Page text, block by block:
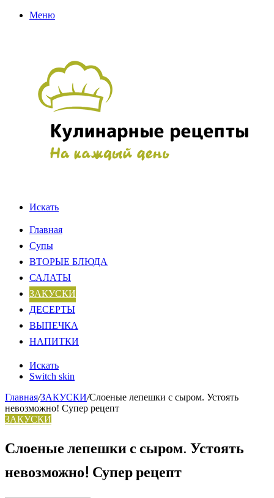
Меню
Искать
Главная
Супы
ВТОРЫЕ БЛЮДА
САЛАТЫ
ЗАКУСКИ
ДЕСЕРТЫ
ВЫПЕЧКА
НАПИТКИ
Искать
Switch skin
Главная/ЗАКУСКИ/Слоеные лепешки с сыром. Устоять
невозможно! Супер рецепт
ЗАКУСКИ
Слоеные лепешки с сыром. Устоять
невозможно! Супер рецепт